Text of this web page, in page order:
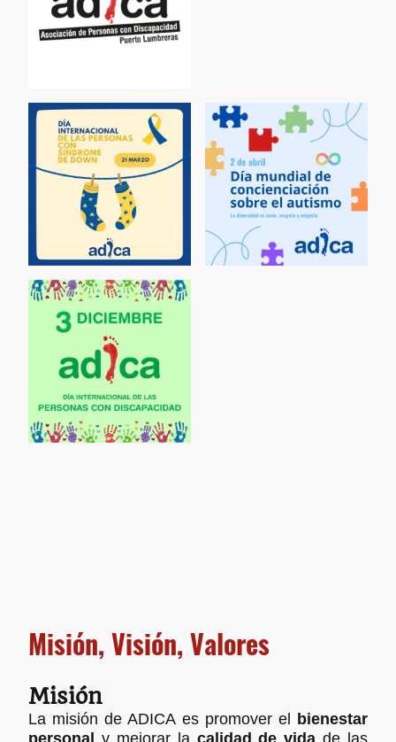
Misión, Visión, Valores
Misión
La misión de ADICA es promover el
bienestar